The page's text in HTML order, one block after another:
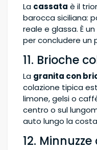
La cassata è il
barocca siciliana:
reale e glassa. È
per concludere un
11. Brioche
La granita con
colazione tipica
limone, gelsi o
centro o sul
auto lungo la
12.